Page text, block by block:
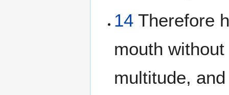
14 Therefore
mouth
multitude,